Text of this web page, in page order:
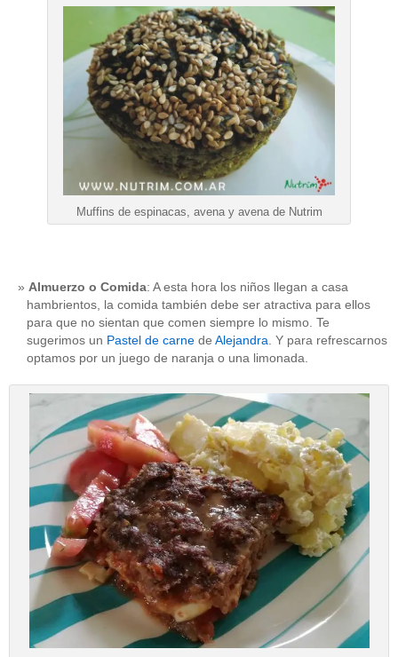
Muffins de espinacas, avena y avena de Nutrim
Almuerzo o Comida: A esta hora los niños llegan a casa
hambrientos, la comida también debe ser atractiva para ellos
para que no sientan que comen siempre lo mismo. Te
sugerimos un Pastel de carne de Alejandra . Y para refrescarnos
optamos por un juego de naranja o una limonada.